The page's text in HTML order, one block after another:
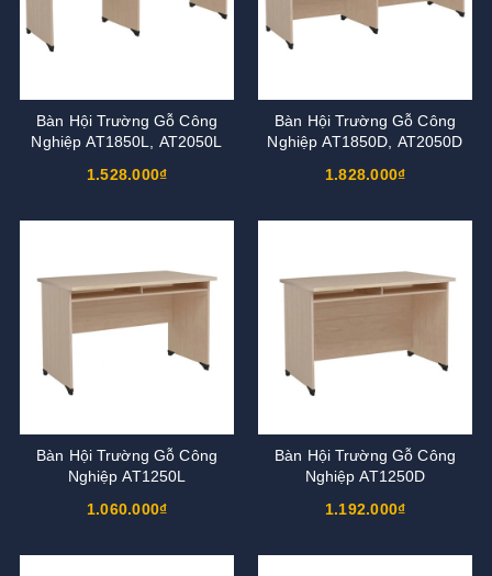
Bàn Hội Trường Gỗ Công
Nghiệp AT1850L, AT2050L
1.528.000₫
Bàn Hội Trường Gỗ Công
Nghiệp AT1850D, AT2050D
1.828.000₫
Bàn Hội Trường Gỗ Công
Nghiệp AT1250L
1.060.000₫
Bàn Hội Trường Gỗ Công
Nghiệp AT1250D
1.192.000₫